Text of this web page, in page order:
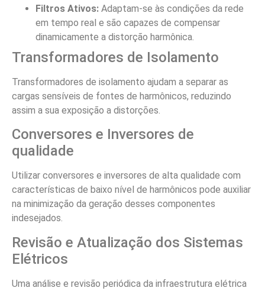
Filtros Ativos: Adaptam-se às condições da rede
em tempo real e são capazes de compensar
dinamicamente a distorção harmônica.
Transformadores de Isolamento
Transformadores de isolamento ajudam a separar as
cargas sensíveis de fontes de harmônicos, reduzindo
assim a sua exposição a distorções.
Conversores e Inversores de
qualidade
Utilizar conversores e inversores de alta qualidade com
características de baixo nível de harmônicos pode auxiliar
na minimização da geração desses componentes
indesejados.
Revisão e Atualização dos Sistemas
Elétricos
Uma análise e revisão periódica da infraestrutura elétrica